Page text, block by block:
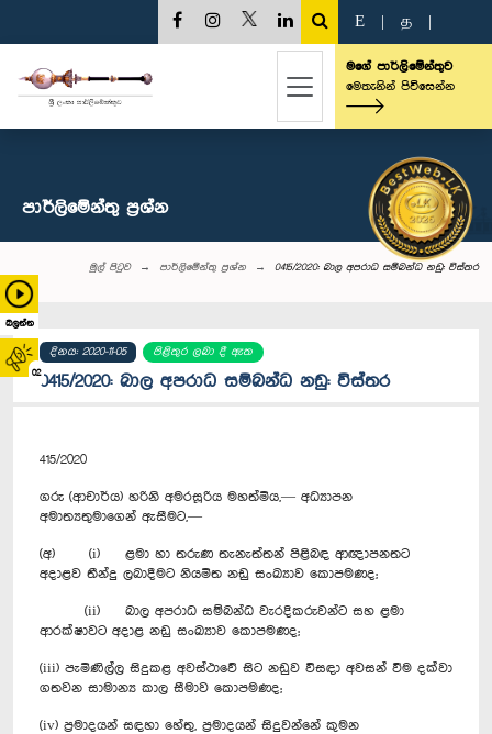
බලන්න
02
E த
මගේ පාර්ලිමේන්තුව
මෙතැනින් පිවිසෙන්න
පාර්ලි‌මේන්තු‌ ප්‍රශ්න
මුල් පිටුව පාර්ලි‌මේන්තු‌ ප්‍රශ්න 0415/2020: බාල අපරාධ සම්බන්ධ නඩු: විස්තර
දිනය: 2020-11-05 පිළිතුර ලබා දී ඇත
0415/2020: බාල අපරාධ සම්බන්ධ නඩු: විස්තර
415/2020
ගරු (ආචාර්ය) හරිනි අමරසූරිය මහත්මිය,— අධ්‍යාපන
අමාත්‍යතුමාගෙන් ඇසීමට,—
(අ) (i) ළමා හා තරුණ තැනැත්තන් පිළිබඳ ආඥාපනතට
අදාළව තීන්දු ලබාදීමට නියමිත නඩු සංඛ්‍යාව කොපමණද;
(ii) බාල අපරාධ සම්බන්ධ වැරදිකරුවන්ට සහ ළමා
ආරක්ෂාවට අදාළ නඩු සංඛ්‍යාව කොපමණද;
(iii) පැමිණිල්ල සිදුකළ අවස්ථාවේ සිට නඩුව විසඳා අවසන් වීම දක්වා
ගතවන සාමාන්‍ය කාල සීමාව කොපමණද;
(iv) ප්‍රමාදයන් සඳහා හේතු, ප්‍රමාදයන් සිදුවන්නේ කුමන